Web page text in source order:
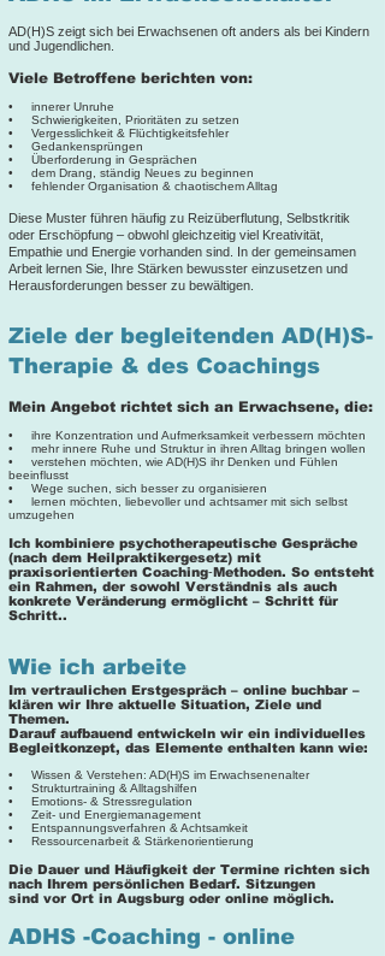
AD(H)S zeigt sich bei Erwachsenen oft anders als bei Kindern
und Jugendlichen.
Viele Betroffene berichten von:
• innerer Unruhe
• Schwierigkeiten, Prioritäten zu setzen
• Vergesslichkeit & Flüchtigkeitsfehler
• Gedankensprüngen
• Überforderung in Gesprächen
• dem Drang, ständig Neues zu beginnen
• fehlender Organisation & chaotischem Alltag
Diese Muster führen häufig zu Reizüberflutung, Selbstkritik
oder Erschöpfung – obwohl gleichzeitig viel Kreativität,
Empathie und Energie vorhanden sind. In der gemeinsamen
Arbeit lernen Sie, Ihre Stärken bewusster einzusetzen und
Herausforderungen besser zu bewältigen.
Ziele der begleitenden AD(H)S-
Therapie & des Coachings
Mein Angebot richtet sich an Erwachsene, die:
• ihre Konzentration und Aufmerksamkeit verbessern möchten
• mehr innere Ruhe und Struktur in ihren Alltag bringen wollen
• verstehen möchten, wie AD(H)S ihr Denken und Fühlen
beeinflusst
• Wege suchen, sich besser zu organisieren
• lernen möchten, liebevoller und achtsamer mit sich selbst
umzugehen
Ich kombiniere psychotherapeutische Gespräche
(nach dem Heilpraktikergesetz) mit
praxisorientierten Coaching‑Methoden. So entsteht
ein Rahmen, der sowohl Verständnis als auch
konkrete Veränderung ermöglicht – Schritt für
Schritt..
Wie ich arbeite
Im vertraulichen Erstgespräch – online buchbar –
klären wir Ihre aktuelle Situation, Ziele und
Themen.
Darauf aufbauend entwickeln wir ein individuelles
Begleitkonzept, das Elemente enthalten kann wie:
• Wissen & Verstehen: AD(H)S im Erwachsenenalter
• Strukturtraining & Alltagshilfen
• Emotions‑ & Stressregulation
• Zeit‑ und Energiemanagement
• Entspannungsverfahren & Achtsamkeit
• Ressourcenarbeit & Stärkenorientierung
Die Dauer und Häufigkeit der Termine richten sich
nach Ihrem persönlichen Bedarf. Sitzungen
sind vor Ort in Augsburg oder online möglich.
ADHS -Coaching - online